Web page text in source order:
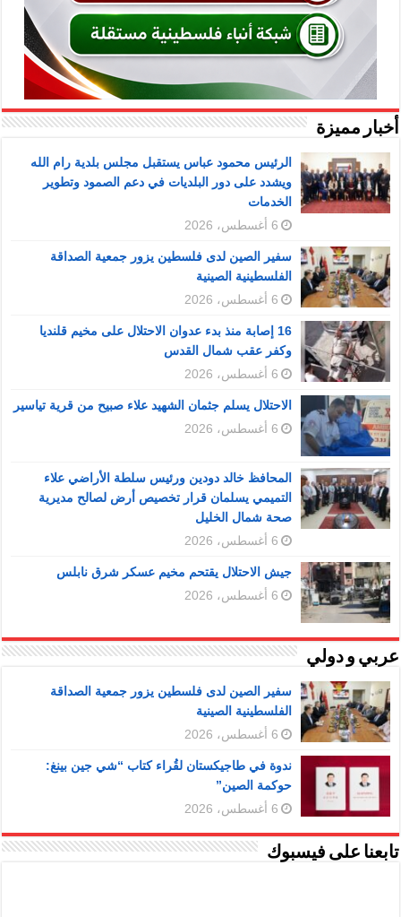
أخبار مميزة
الرئيس محمود عباس يستقبل مجلس بلدية رام الله
ويشدد على دور البلديات في دعم الصمود وتطوير
الخدمات
6 أغسطس، 2026
سفير الصين لدى فلسطين يزور جمعية الصداقة
الفلسطينية الصينية
6 أغسطس، 2026
16 إصابة منذ بدء عدوان الاحتلال على مخيم قلنديا
وكفر عقب شمال القدس
6 أغسطس، 2026
الاحتلال يسلم جثمان الشهيد علاء صبيح من قرية تياسير
6 أغسطس، 2026
المحافظ خالد دودين ورئيس سلطة الأراضي علاء
التميمي يسلمان قرار تخصيص أرض لصالح مديرية
صحة شمال الخليل
6 أغسطس، 2026
جيش الاحتلال يقتحم مخيم عسكر شرق نابلس
6 أغسطس، 2026
عربي و دولي
سفير الصين لدى فلسطين يزور جمعية الصداقة
الفلسطينية الصينية
6 أغسطس، 2026
ندوة في طاجيكستان لقُراء كتاب “شي جين بينغ:
حوكمة الصين”
6 أغسطس، 2026
تابعنا على فيسبوك